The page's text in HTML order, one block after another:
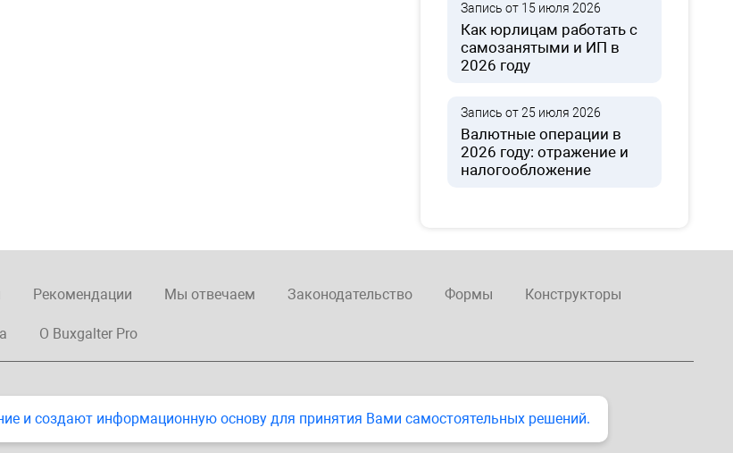
Запись от 15 июля 2026
Как юрлицам работать с
самозанятыми и ИП в
2026 году
Запись от 25 июля 2026
Валютные операции в
2026 году: отражение и
налогообложение
Рекомендации Мы отвечаем Законодательство Формы Конструкторы
О Buxgalter Pro
и создают информационную основу для принятия Вами самостоятельных решений.